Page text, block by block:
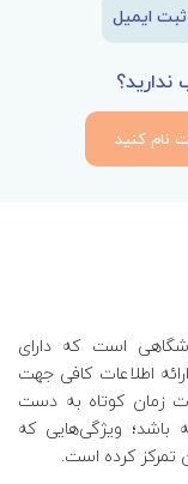
ثبت ایمیل
نام کنید
است که دارای
اطلاعات کافی جهت
زمان کوتاه به دست
ویژگی‌هایی که
تمرکز کرده است.